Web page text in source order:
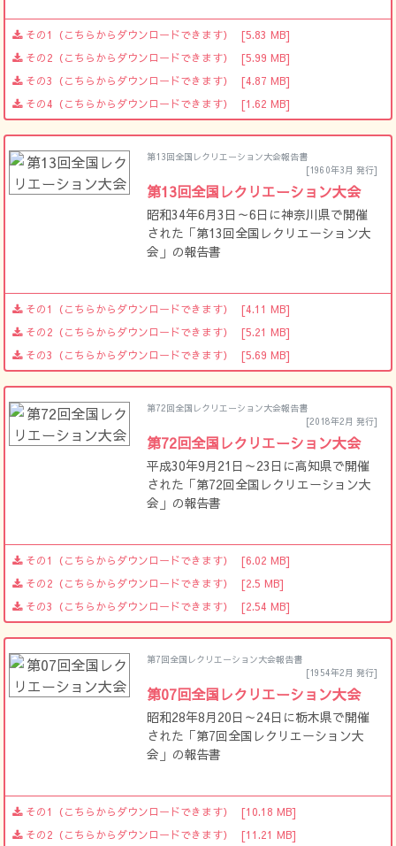
その1（こちらからダウンロードできます）
[5.83 MB]
その2（こちらからダウンロードできます）
[5.99 MB]
その3（こちらからダウンロードできます）
[4.87 MB]
その4（こちらからダウンロードできます）
[1.62 MB]
第13回全国レクリエーション大会報告書
[1960年3月 発行]
第13回全国レクリエーション大会
昭和34年6月3日～6日に神奈川県で開催
された「第13回全国レクリエーション大
会」の報告書
その1（こちらからダウンロードできます）
[4.11 MB]
その2（こちらからダウンロードできます）
[5.21 MB]
その3（こちらからダウンロードできます）
[5.69 MB]
第72回全国レクリエーション大会報告書
[2018年2月 発行]
第72回全国レクリエーション大会
平成30年9月21日～23日に高知県で開催
された「第72回全国レクリエーション大
会」の報告書
その1（こちらからダウンロードできます）
[6.02 MB]
その2（こちらからダウンロードできます）
[2.5 MB]
その3（こちらからダウンロードできます）
[2.54 MB]
第7回全国レクリエーション大会報告書
[1954年2月 発行]
第07回全国レクリエーション大会
昭和28年8月20日～24日に栃木県で開催
された「第7回全国レクリエーション大
会」の報告書
その1（こちらからダウンロードできます）
[10.18 MB]
その2（こちらからダウンロードできます）
[11.21 MB]